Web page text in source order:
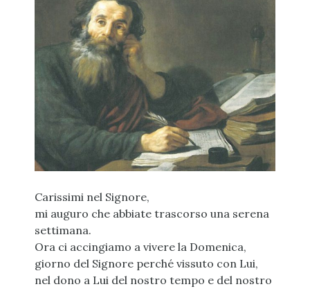
Carissimi nel Signore,
mi auguro che abbiate trascorso una serena
settimana.
Ora ci accingiamo a vivere la Domenica,
giorno del Signore perché vissuto con Lui,
nel dono a Lui del nostro tempo e del nostro